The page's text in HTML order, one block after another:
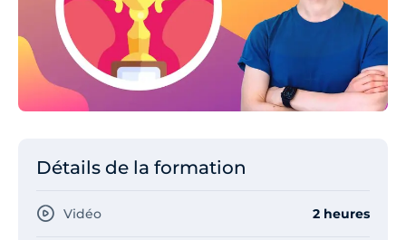
Détails de la formation
Vidéo 2 heures